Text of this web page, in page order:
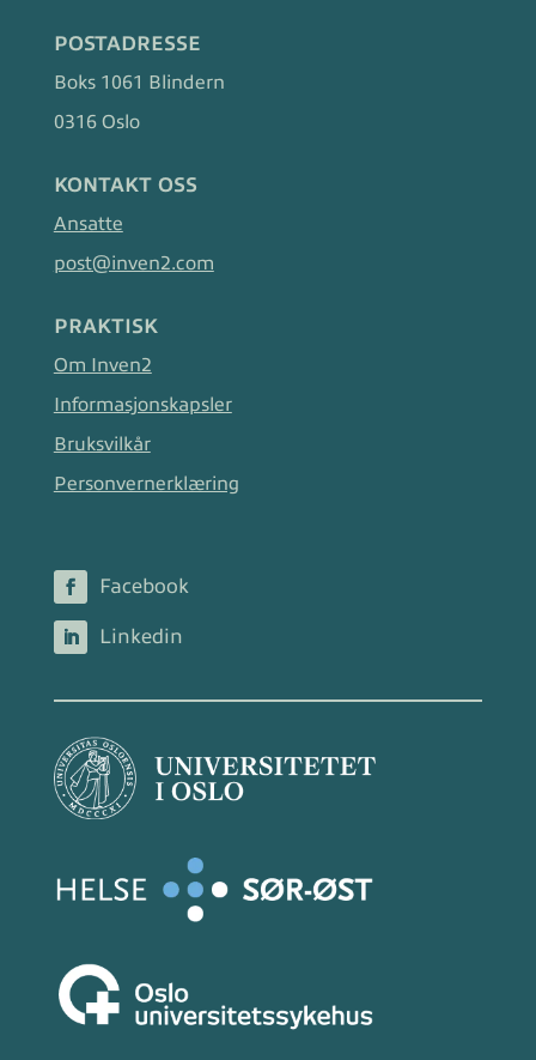
POSTADRESSE
Boks 1061 Blindern
0316 Oslo
KONTAKT OSS
Ansatte
post@inven2.com
PRAKTISK
Om Inven2
Informasjonskapsler
Bruksvilkår
Personvernerklæring